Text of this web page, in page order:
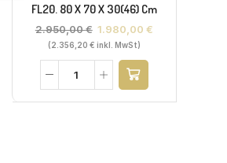
FL20. 80 X 70 X 30(46) Cm
2.950,00€ 1.980,00 €
(2.356,20 € inkl. MwSt)